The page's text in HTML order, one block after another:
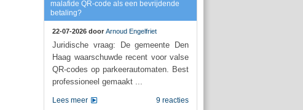
malafide QR-code als een bevrijdende
betaling?
22-07-2026 door Arnoud Engelfriet
Juridische vraag: De gemeente Den
Haag waarschuwde recent voor valse
QR-codes op parkeerautomaten. Best
professioneel gemaakt ...
9 reacties
Lees meer